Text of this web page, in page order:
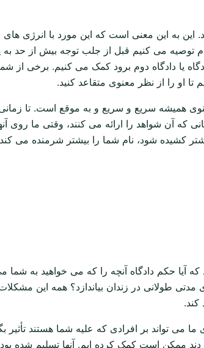
این به این معنی است که این مورد با
می کنیم قبل از جلب توجه بیش از حد به
یا دادگاه دوم برود کمک می کنیم. برخی از شما
او را از نظر معنوی متقاعد کنید.
همیشه سریع و سریع و به موقع است. تا
شواهد را ارائه می کنند، وقتی ما روی
کشیده شود، نام شما را بیشتر شرمنده می
آیا حکم دادگاه آنچه را که می خواهید به
طولانی در زندان بیاندازد؟ همه این
کند.
می تواند بر افرادی که علیه شما هستند تأثیر
ممکن است کمک کرده ایم. آنها تسلیم شده